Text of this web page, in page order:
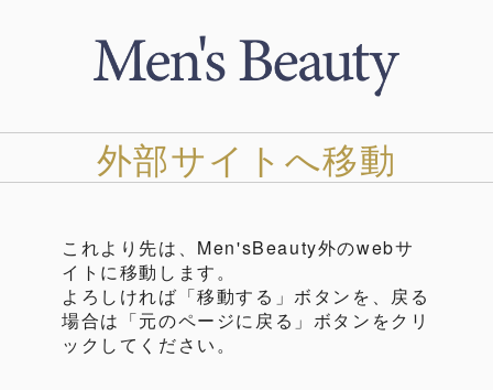
外部サイトへ移動
これより先は、Men'sBeauty外のwebサ
イトに移動します。
よろしければ「移動する」ボタンを、戻る
場合は「元のページに戻る」ボタンをクリ
ックしてください。